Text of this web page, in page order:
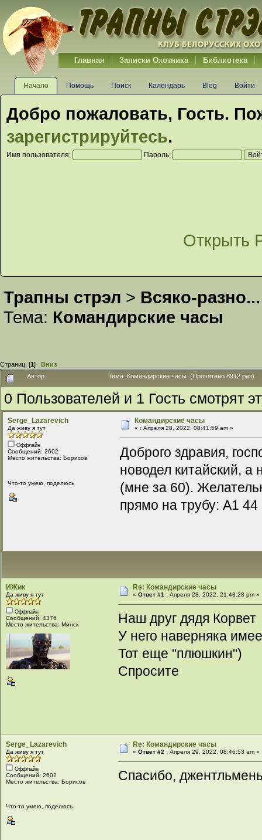
Главная Записки Охотника Библиотека
Начало Помощь Поиск Календарь Blog Войти
Добро пожаловать, Гость.
зарегистрируйтесь.
Имя пользователя: Пароль:
Открыть
Трапны стрэл > Всяко-разно...
Тема: Командирские часы
Страниц: [1] Вниз
Автор
Тема: Командирские часы (Прочитано 8912 раз)
0 Пользователей и 1 Гость смотрят
Serge_Lazarevich
Да живу я тут
Оффлайн
Сообщений: 2602
Место жительства: Борисов
Что-то умею, поделюсь
Командирские часы
« : Апреля 28, 2022, 08:41:59 am »
Доброго здравия,
новодел китайский,
(мне за 60).
прямо на трубу: А1
ИЖик
Да живу я тут
Оффлайн
Сообщений: 4376
Место жительства: Минск
Re: Командирские часы
«Ответ #1 : Апреля 28, 2022, 21:43:28 pm »
Наш друг дядя Корвет
У него наверняка
Тот еще "плюшкин")
Спросите
Serge_Lazarevich
Да живу я тут
Оффлайн
Сообщений: 2602
Место жительства: Борисов
Что-то умею, поделюсь
Re: Командирские часы
«Ответ #2 : Апреля 29, 2022, 08:46:53 am »
Спасибо,